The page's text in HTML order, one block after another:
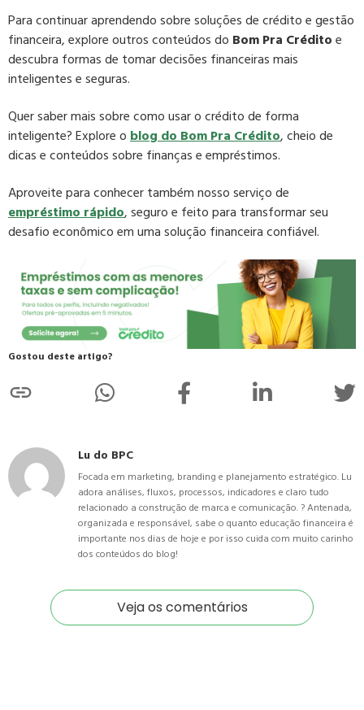
Para continuar aprendendo sobre soluções de crédito e gestão
financeira, explore outros conteúdos do Bom Pra Créditoe
descubra formas de tomar decisões financeiras mais
inteligentes e seguras.
Quer saber mais sobre como usar o crédito de forma
inteligente? Explore oblog doBom Pra Crédito, cheio de
dicas e conteúdos sobre finanças e empréstimos.
Aproveite para conhecer também nosso serviço de
empréstimorápido, seguro e feito para transformar seu
desafio econômico em uma solução financeira confiável.
Gostou deste artigo?
Lu do BPC
Focada em marketing, branding e planejamento estratégico. Lu
adora análises, fluxos, processos, indicadores e claro tudo
relacionado a construção de marca e comunicação. ? Antenada,
organizada e responsável, sabe o quanto educação financeira é
importante nos dias de hoje e por isso cuida com muito carinho
dos conteúdos do blog!
Veja os comentários